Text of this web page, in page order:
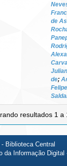
de
de;
Felipe
resultados 1 a
Biblioteca Central
da Informação Digital